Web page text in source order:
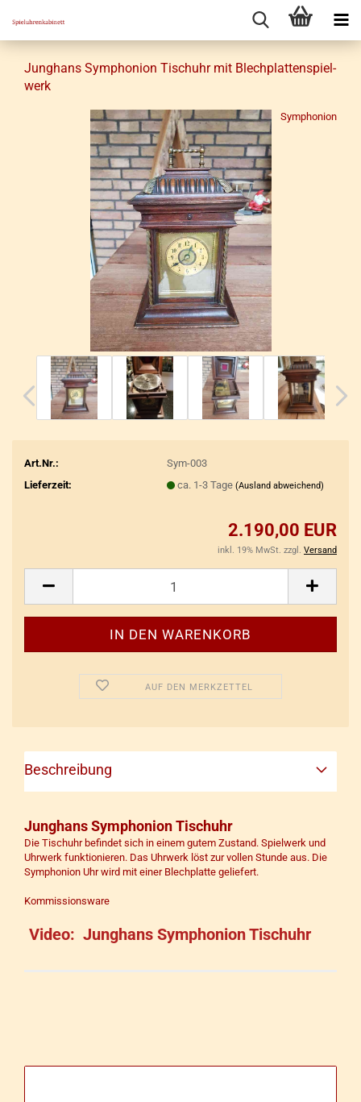
Jung­hans Sym­pho­ni­on Tisch­uhr mit Blech­plat­ten­spiel­
werk
Symphonion
Art.Nr.:
Sym-003
Lieferzeit:
ca. 1-3 Tage (Ausland abweichend)
2.190,00 EUR
inkl. 19% MwSt. zzgl. Versand
AUF DEN MERKZETTEL
Beschreibung
Junghans Symphonion Tischuhr
Die Tischuhr befindet sich in einem gutem Zustand. Spielwerk und
Uhrwerk funktionieren. Das Uhrwerk löst zur vollen Stunde aus. Die
Symphonion Uhr wird mit einer Blechplatte geliefert.
Kommissionsware
Video: Junghans Symphonion Tischuhr